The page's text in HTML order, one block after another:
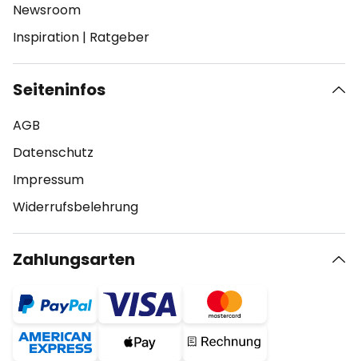
Newsroom
Inspiration | Ratgeber
Seiteninfos
AGB
Datenschutz
Impressum
Widerrufsbelehrung
Zahlungsarten